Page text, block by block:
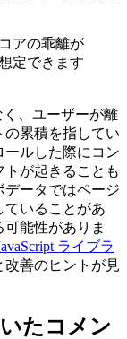
アの乖離が
定できます
、ユーザーが離
の累積を指してい
ールした際にコン
が起きることも
データではページ
ていることがあ
能性がありま
ライブラ
改善のヒントが見
たコメン